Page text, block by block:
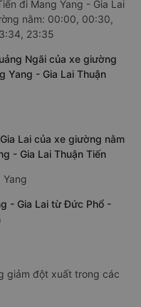
đi Mang Yang - Gia Lai
nằm: 00:00, 00:30,
23:35
Ngãi của xe giường
Yang - Gia Lai Thuận
Lai của xe giường nằm
- Gia Lai Thuận Tiến
Yang
- Gia Lai từ Đức Phổ -
giảm đột xuất trong các